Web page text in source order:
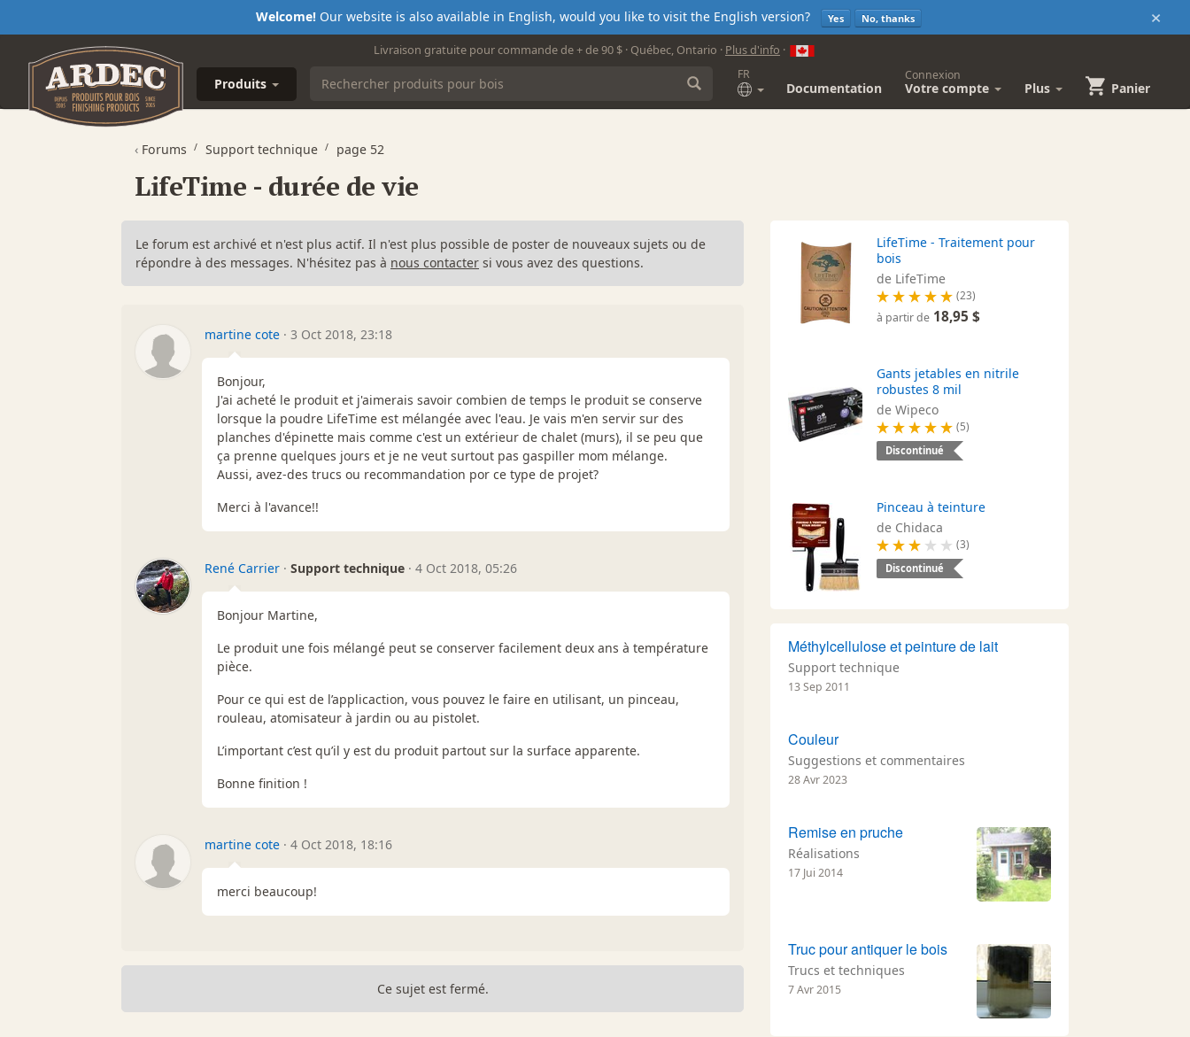
×
Welcome!Our website is also available in English, would you like to visit the English version? Yes No, thanks
Livraison gratuite pour commande de + de 90 $ · Québec, Ontario · Plus d'info ·
Produits
FR
Documentation
Connexion
Votre compte Plus Panier
‹ Forums Support technique page 52
LifeTime - durée de vie
Le forum est archivé et n'est plus actif. Il n'est plus possible de poster de nouveaux sujets ou de
répondre à des messages. N'hésitez pas à nous contacter si vous avez des questions.
martine cote · 3 Oct 2018, 23:18
Bonjour,
J'ai acheté le produit et j'aimerais savoir combien de temps le produit se conserve
lorsque la poudre LifeTime est mélangée avec l'eau. Je vais m'en servir sur des
planches d'épinette mais comme c'est un extérieur de chalet (murs), il se peu que
ça prenne quelques jours et je ne veut surtout pas gaspiller mom mélange.
Aussi, avez-des trucs ou recommandation por ce type de projet?
Merci à l'avance!!
René Carrier · Support technique · 4 Oct 2018, 05:26
Bonjour Martine,
Le produit une fois mélangé peut se conserver facilement deux ans à température
pièce.
Pour ce qui est de l’applicaction, vous pouvez le faire en utilisant, un pinceau,
rouleau, atomisateur à jardin ou au pistolet.
L’important c’est qu’il y est du produit partout sur la surface apparente.
Bonne finition !
martine cote · 4 Oct 2018, 18:16
merci beaucoup!
Ce sujet est fermé.
LifeTime - Traitement pour
bois
de LifeTime
(23)
à partir de 18,95 $
Gants jetables en nitrile
robustes 8 mil
de Wipeco
(5)
Discontinué
Pinceau à teinture
de Chidaca
(3)
Discontinué
Méthylcellulose et peinture de lait
Support technique
13 Sep 2011
Couleur
Suggestions et commentaires
28 Avr 2023
Remise en pruche
Réalisations
17 Jui 2014
Truc pour antiquer le bois
Trucs et techniques
7 Avr 2015